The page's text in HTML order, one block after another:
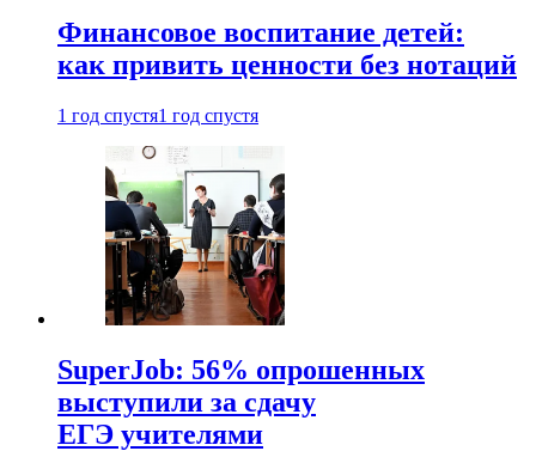
Финансовое воспитание детей:
как привить ценности без нотаций
1 год спустя1 год спустя
SuperJob: 56% опрошенных
выступили за сдачу
ЕГЭ учителями